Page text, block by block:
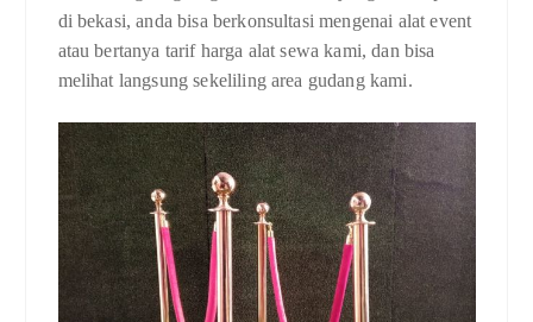
di bekasi, anda bisa berkonsultasi mengenai alat event
atau bertanya tarif harga alat sewa kami, dan bisa
melihat langsung sekeliling area gudang kami.